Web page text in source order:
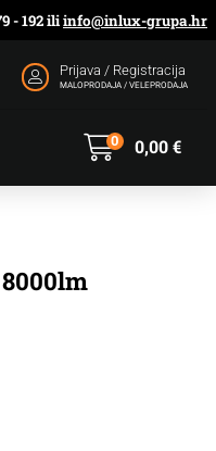
- 192 iliinfo@inlux-grupa.hr
Prijava / Registracija
MALOPRODAJA / VELEPRODAJA
0,00€
0